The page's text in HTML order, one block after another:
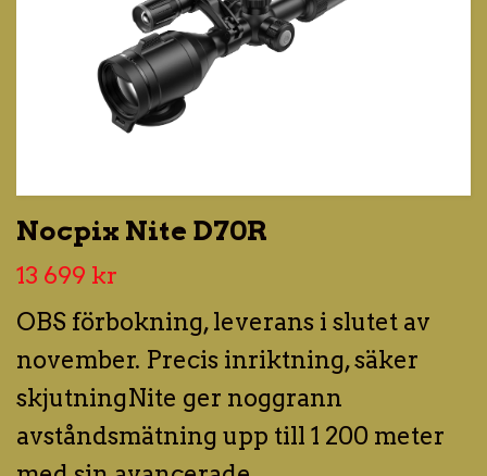
Nocpix Nite D70R
13 699 kr
OBS förbokning, leverans i slutet av
november. Precis inriktning, säker
skjutningNite ger noggrann
avståndsmätning upp till 1 200 meter